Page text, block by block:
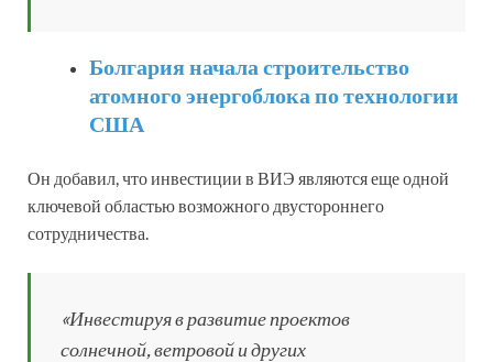
Болгария начала строительство
атомного энергоблока по технологии
США
Он добавил, что инвестиции в ВИЭ являются еще одной
ключевой областью возможного двустороннего
сотрудничества.
«Инвестируя в развитие проектов
солнечной, ветровой и других